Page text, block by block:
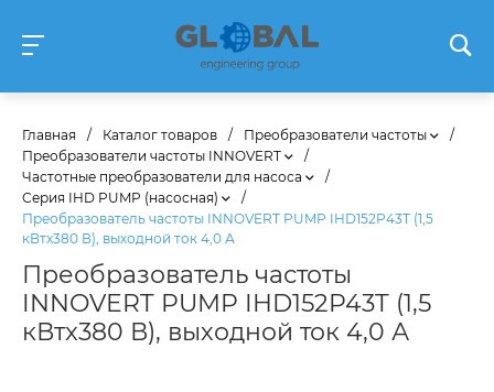
Главная / Каталог товаров / Преобразователи частоты
/
Преобразователи частоты INNOVERT
/
Частотные преобразователи для насоса
/
Серия IHD PUMP (насосная)
/
Преобразователь частоты INNOVERT PUMP IHD152P43T (1,5
кВтx380 В), выходной ток 4,0 А
Преобразователь частоты
INNOVERT PUMP IHD152P43T (1,5
кВтx380 В), выходной ток 4,0 А